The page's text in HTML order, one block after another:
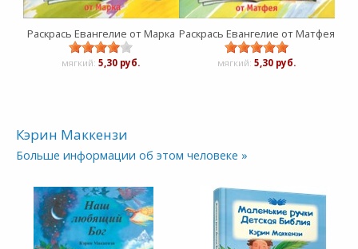
Раскрась Евангелие от Марка
мягкий:5,30 руб.
Раскрась Евангелие от Матфея
мягкий:5,30 руб.
Кэрин Маккензи
Больше информации об этом человеке »